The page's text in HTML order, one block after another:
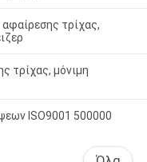
τρίχας,
τρίχας, μόνιμη
ISO9001 500000